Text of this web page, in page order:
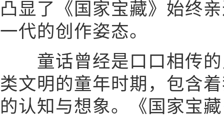
凸显了《国家宝藏》始终
一代的创作姿态。
童话曾经是口口相传的
类文明的童年时期，包含
的认知与想象。《国家宝